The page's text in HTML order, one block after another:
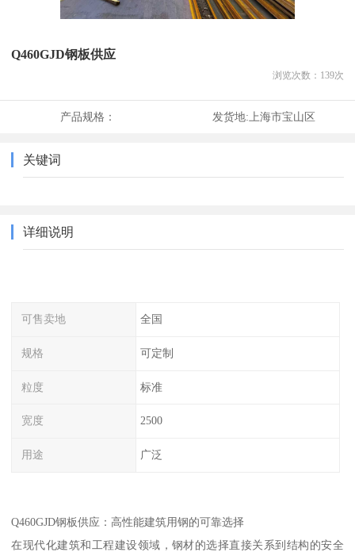
Q460GJD钢板供应
浏览次数： 139次
产品规格： 发货地: 上海市宝山区
关键词
详细说明
可售卖地 全国
规格 可定制
粒度 标准
宽度 2500
用途 广泛
Q460GJD钢板供应：高性能建筑用钢的可靠选择
在现代化建筑和工程建设领域，钢材的选择直接关系到结构的安全